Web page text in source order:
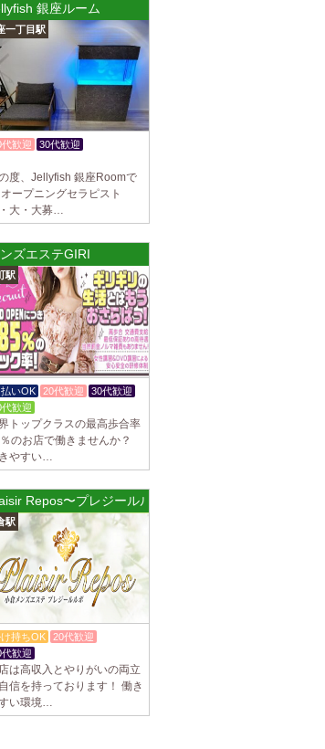
銀座ルーム
一丁目駅
代歓迎
30代歓迎
度、Jellyfish 銀座Roomで
ープニングセラピスト
大・大募…
ズエステGIRI
駅
払いOK 20代歓迎
30代歓迎
代歓迎
トップクラスの最高歩合率
のお店で働きませんか？
やすい…
Repos〜プレジールルポ
駅
持ちOK
20代歓迎
代歓迎
は高収入とやりがいの両立
信を持っております！ 働き
い環境…